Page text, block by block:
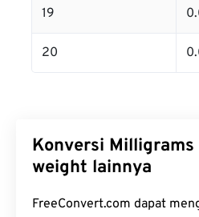
19
20
Konversi
weight lainnya
FreeConvert.com dapat